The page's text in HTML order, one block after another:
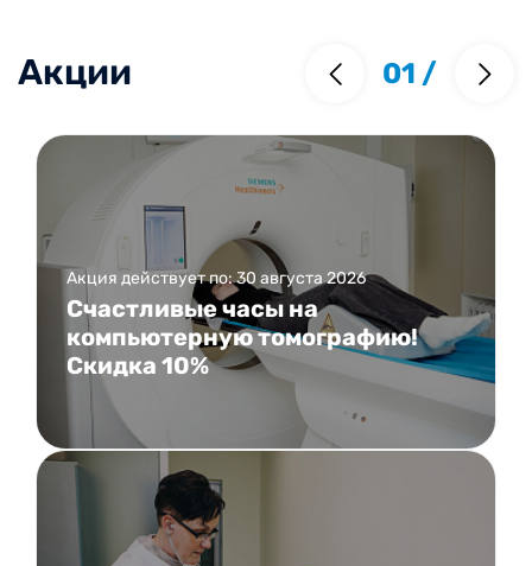
Акции 01 /
Акция действует по: 30 августа 2026
Счастливые часы на
компьютерную томографию!
Скидка 10%